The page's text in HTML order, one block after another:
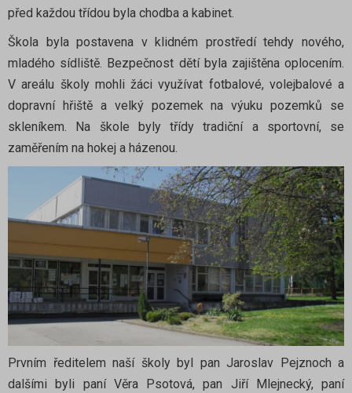
před každou třídou byla chodba a kabinet.
Škola byla postavena v klidném prostředí tehdy nového,
mladého sídliště. Bezpečnost dětí byla zajištěna oplocením.
V areálu školy mohli žáci využívat fotbalové, volejbalové a
dopravní hřiště a velký pozemek na výuku pozemků se
skleníkem. Na škole byly třídy tradiční a sportovní, se
zaměřením na hokej a házenou.
Prvním ředitelem naší školy byl pan Jaroslav Pejznoch a
dalšími byli paní Věra Psotová, pan Jiří Mlejnecký, paní